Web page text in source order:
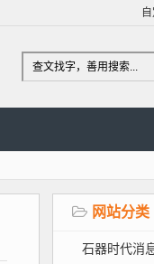
网站分类
石器时代消